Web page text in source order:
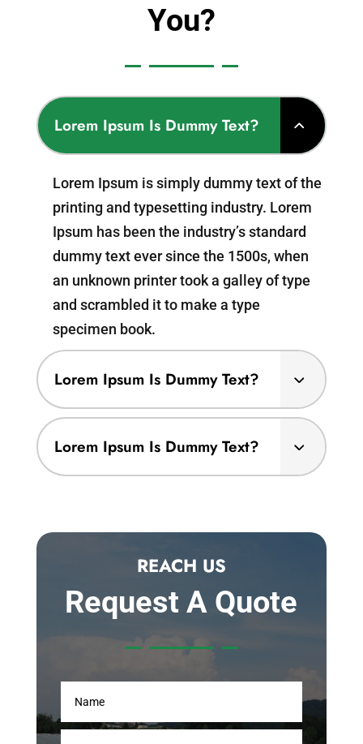
You?
Lorem Ipsum Is Dummy Text?
Lorem Ipsum is simply dummy text of the
printing and typesetting industry. Lorem
Ipsum has been the industry’s standard
dummy text ever since the 1500s, when
an unknown printer took a galley of type
and scrambled it to make a type
specimen book.
Lorem Ipsum Is Dummy Text?
Lorem Ipsum Is Dummy Text?
REACH US
Request A Quote